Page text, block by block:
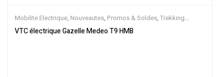
Mobilite Electrique, Nouveautes, Promos & Soldes, Trekking
électrique,Vélo électrique ville,Velos Electriques
VTC électrique Gazelle Medeo T9 HMB